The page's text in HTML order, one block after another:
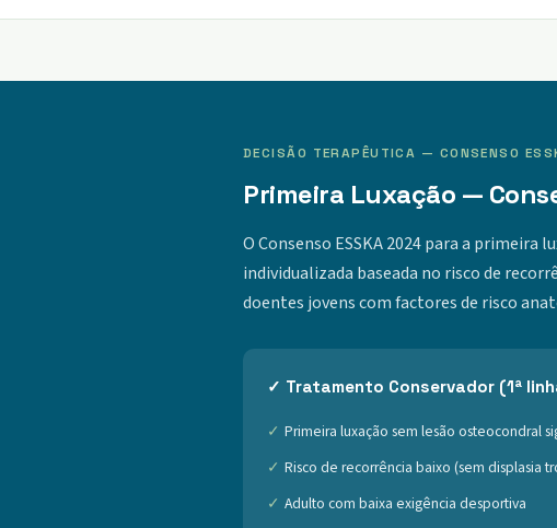
DECISÃO TERAPÊUTICA — CONSENSO
Primeira Luxação —
O Consenso ESSKA 2024 para a
individualizada baseada no risco de
doentes jovens com factores de risco
✓ Tratamento Conservador (1ª
Primeira luxação sem lesão osteocondral
Risco de recorrência baixo (sem displasia
Adulto com baixa exigência desportiva